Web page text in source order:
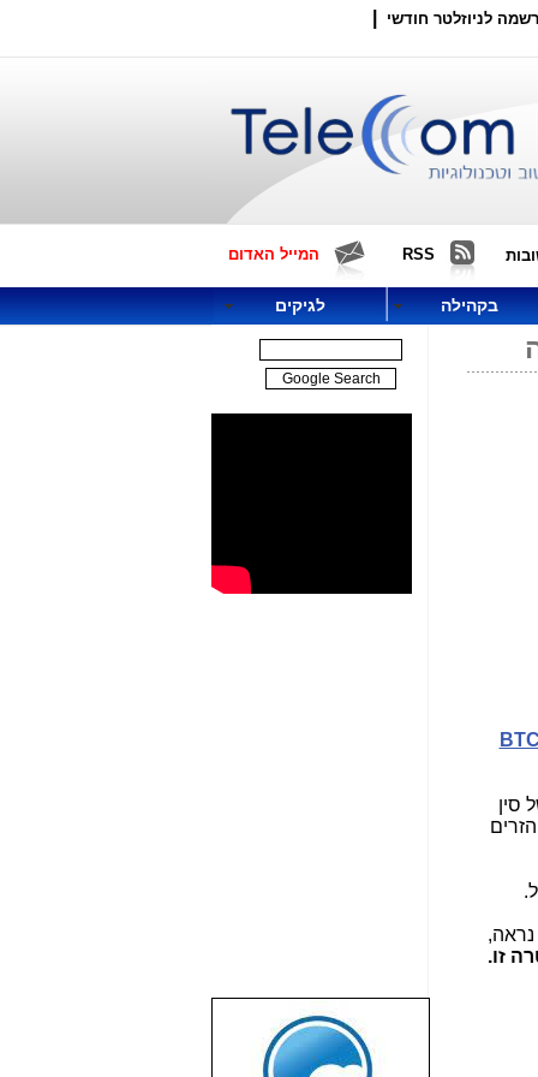
לניוזלטר חודשי
RSS המייל האדום
בקהילה לגיקים
סין
נראה,
זו.
שבוע טוב לכל
הגולשים באשר